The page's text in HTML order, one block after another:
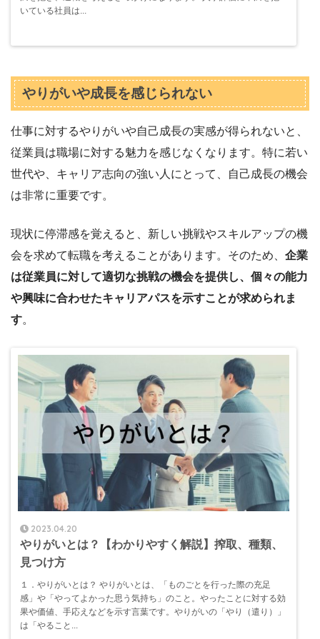
いている社員は...
やりがいや成長を感じられない
仕事に対するやりがいや自己成長の実感が得られないと、
従業員は職場に対する魅力を感じなくなります。特に若い
世代や、キャリア志向の強い人にとって、自己成長の機会
は非常に重要です。
現状に停滞感を覚えると、新しい挑戦やスキルアップの機
会を求めて転職を考えることがあります。そのため、 企業
は従業員に対して適切な挑戦の機会を提供し、個々の能力
や興味に合わせたキャリアパスを示すことが求められま
す。
2023.04.20
やりがいとは？【わかりやすく解説】搾取、種類、
見つけ方
１．やりがいとは？ やりがいとは、「ものごとを行った際の充足
感」や「やってよかった思う気持ち」のこと。やったことに対する効
果や価値、手応えなどを示す言葉です。やりがいの「やり（遣り）」
は「やること...